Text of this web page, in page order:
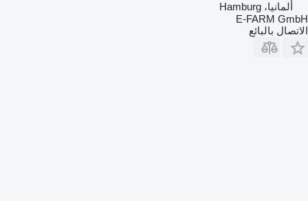
ألمانيا، Hamburg
E-FARM GmbH
الاتصال بالبائع